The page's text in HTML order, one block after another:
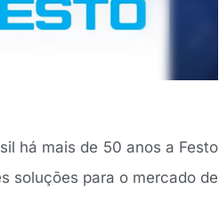
há mais de 50 anos a Festo
soluções para o mercado de